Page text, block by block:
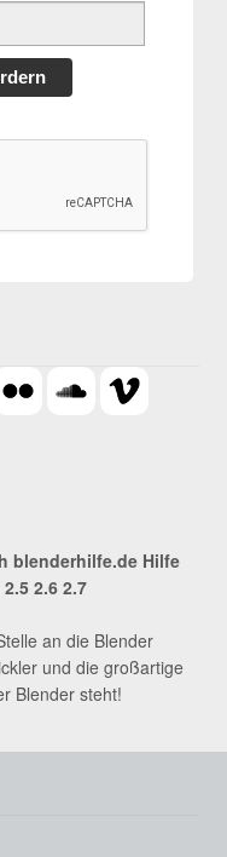
an die Blender
und die großartige
Blender steht!